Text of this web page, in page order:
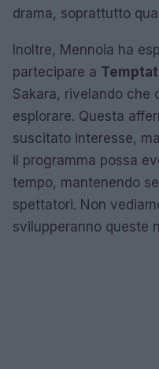
drama, soprattutto
Inoltre, Mennoia ha
partecipare a
Sakara, rivelando che
esplorare. Questa
suscitato interesse,
il programma possa
tempo, mantenendo
spettatori. Non
svilupperanno queste